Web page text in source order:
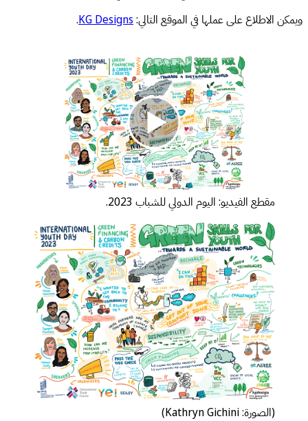
ويمكن الاطلاع على عملها في الموقع التالي: KG Designs
.
مقطع الفيديو: اليوم الدولي للشباب 2023.
(الصورة: Kathryn Gichini)